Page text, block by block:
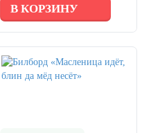
В КОРЗИНУ